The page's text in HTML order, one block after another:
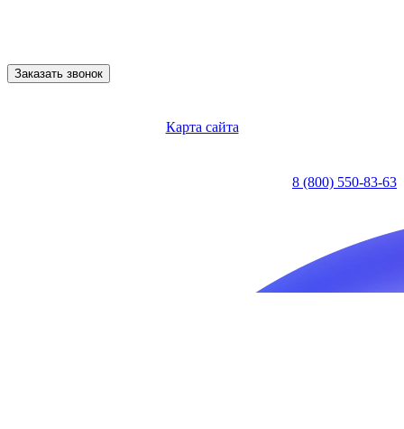
Заказать звонок
Карта сайта
8 (800) 550-83-63